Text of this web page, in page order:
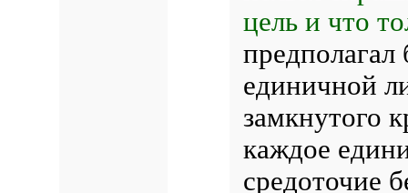
цель и что
единичной
замкнутого
каждое
средоточие